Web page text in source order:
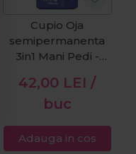
Cupio Oja
semipermanenta
3in1 Mani Pedi -
42,00 LEI /
buc
Adauga in cos